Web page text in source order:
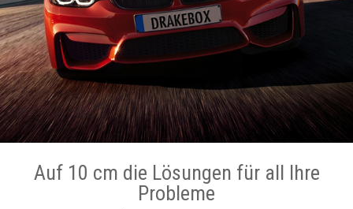
Auf 10 cm die Lösungen für all Ihre
Probleme